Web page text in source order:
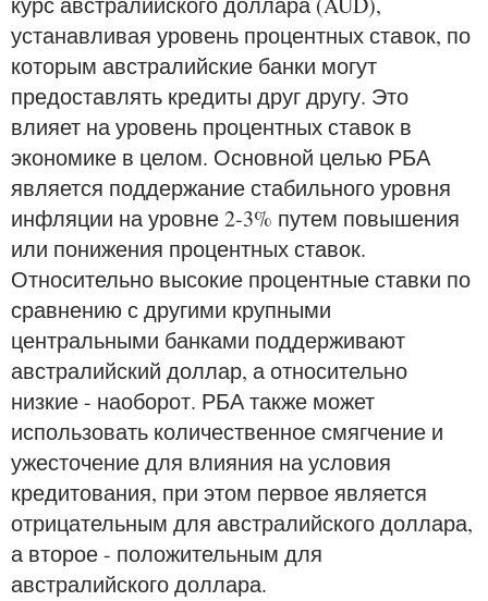
устанавливая уровень процентных ставок, по
которым австралийские банки могут
предоставлять кредиты друг другу. Это
влияет на уровень процентных ставок в
экономике в целом. Основной целью РБА
является поддержание стабильного уровня
инфляции на уровне 2-3% путем повышения
или понижения процентных ставок.
Относительно высокие процентные ставки по
сравнению с другими крупными
центральными банками поддерживают
австралийский доллар, а относительно
низкие - наоборот. РБА также может
использовать количественное смягчение и
ужесточение для влияния на условия
кредитования, при этом первое является
отрицательным для австралийского доллара,
а второе - положительным для
австралийского доллара.